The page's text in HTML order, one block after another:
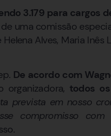
3.179 para cargos
uma comissão
Alves, Maria
De acordo com
todos
prevista em nosso
compromisso com